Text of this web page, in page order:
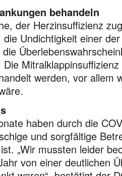
behandeln
der Herzinsuffizienz
Undichtigkeit einer
werden, vor allem
haben durch die
und sorgfältige
„Wir mussten leider
von einer deutlichen